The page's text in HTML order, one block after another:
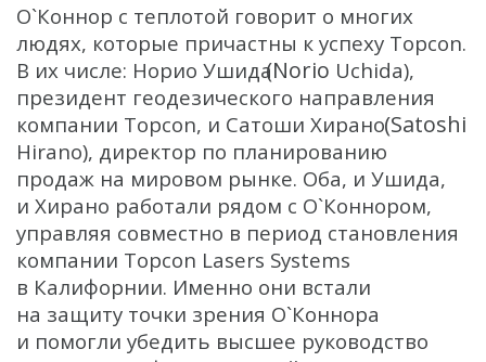
О`Коннор с теплотой говорит о многих
людях, которые причастны к успеху Topcon.
В их числе: Норио Ушида(Norio Uchida),
президент геодезического направления
компании Topcon, и Сатоши Хирано(Satoshi
Hirano), директор по планированию
продаж на мировом рынке. Оба, и Ушида,
и Хирано работали рядом с О`Коннором,
управляя совместно в период становления
компании Topcon Lasers Systems
в Калифорнии. Именно они встали
на защиту точки зрения О`Коннора
и помогли убедить высшее руководство